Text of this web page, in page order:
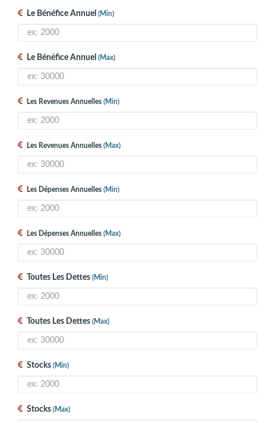
Le Bénéfice Annuel (min)
Le Bénéfice Annuel (max)
Les Revenues Annuelles (min)
Les Revenues Annuelles (max)
Les Dépenses Annuelles (min)
Les Dépenses Annuelles (max)
Toutes Les Dettes (min)
Toutes Les Dettes (max)
Stocks (min)
Stocks (max)